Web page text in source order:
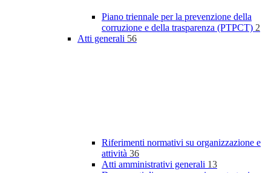
Piano triennale per la prevenzione della
corruzione e della trasparenza (PTPCT) 2
Atti generali 56
Riferimenti normativi su organizzazione e
attività 36
Atti amministrativi generali 13